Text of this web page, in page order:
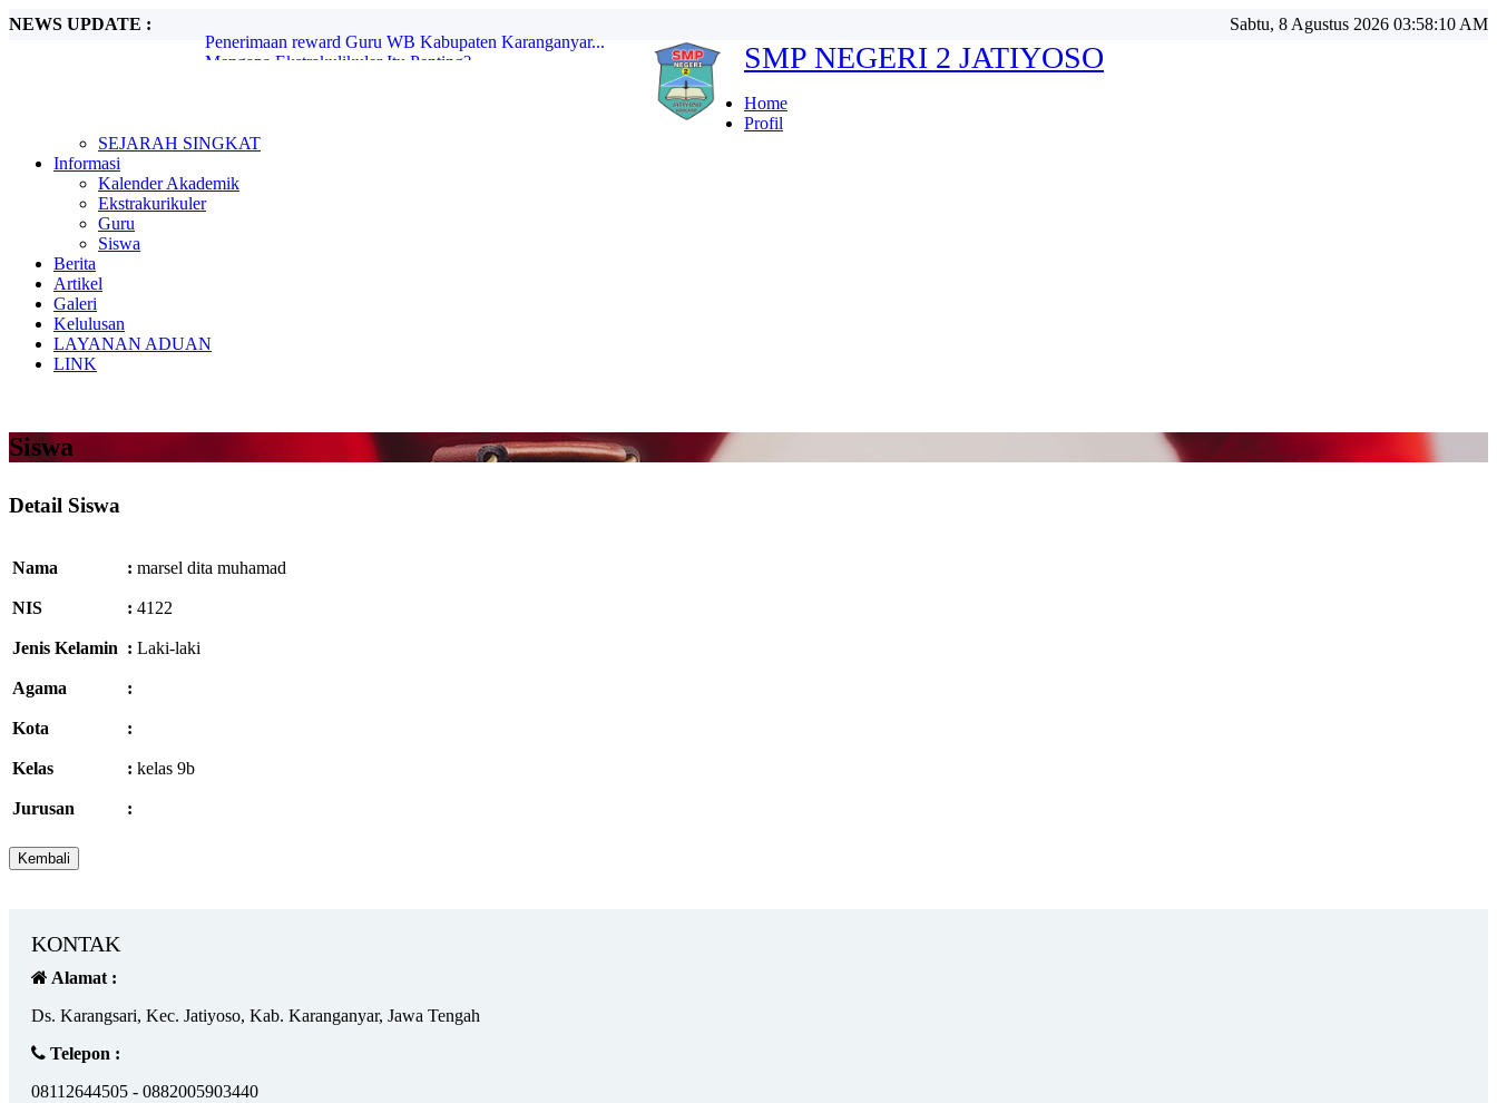
NEWS UPDATE :
Mengapa Ekstrakulikuler Itu Penting?...
Mengenal Sejarah G30S PKI...
Tugas Libur Corona...
Beasiswa SMA di Singapura untuk Pelajar Indonesia FULL...
E-Learning dan Manfaatnya Pada Pendidikan...
Sabtu, 8 Agustus 2026 03:58:13 AM
SMP NEGERI 2 JATIYOSO
Home
Profil
SEJARAH SINGKAT
Informasi
Kalender Akademik
Ekstrakurikuler
Guru
Siswa
Berita
Artikel
Galeri
Kelulusan
LAYANAN ADUAN
LINK
Siswa
Detail Siswa
Nama : marsel dita muhamad
NIS : 4122
Jenis Kelamin : Laki-laki
Agama :
Kota :
Kelas : kelas 9b
Jurusan :
KONTAK
Alamat :
Ds. Karangsari, Kec. Jatiyoso, Kab. Karanganyar, Jawa Tengah
Telepon :
08112644505 - 0882005903440